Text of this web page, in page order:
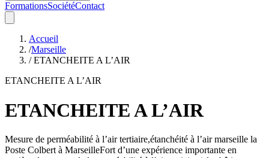
FormationsSociétéContact
Accueil
/Marseille
/ ETANCHEITE A L’AIR
ETANCHEITE A L’AIR
ETANCHEITE A L’AIR
Mesure de perméabilité à l’air tertiaire,étanchéité à l’air marseille la
Poste Colbert à MarseilleFort d’une expérience importante en